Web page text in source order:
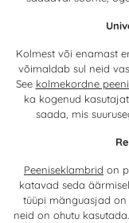
Kolmest või enamast
võimaldab sul neid
See kolmekordne
ka kogenud
saada, mis
Peeniseklambrid on
katavad seda
tüüpi mänguasjad
neid on ohutu